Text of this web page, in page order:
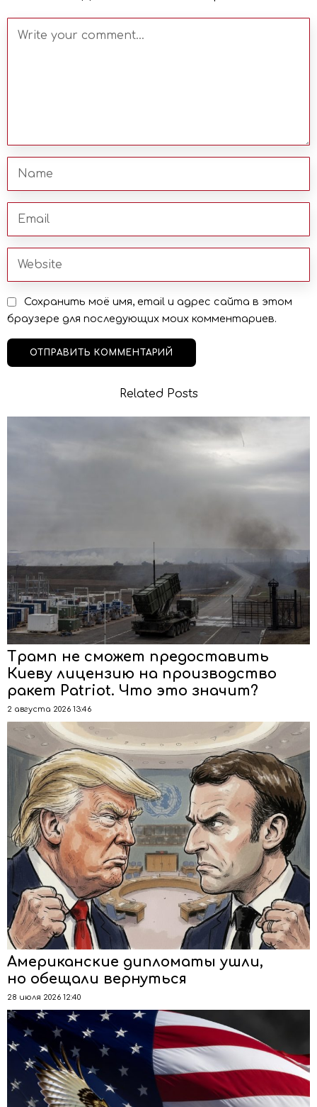
Сохранить моё имя, email и адрес сайта в этом
браузере для последующих моих комментариев.
Related Posts
Трамп не сможет предоставить
Киеву лицензию на производство
ракет Patriot. Что это значит?
2 августа 2026 13:46
Американские дипломаты ушли,
но обещали вернуться
28 июля 2026 12:40